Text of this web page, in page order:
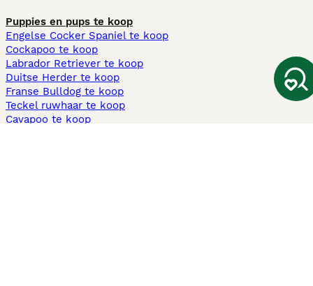
Puppies en pups te koop
Engelse Cocker Spaniel te koop
Cockapoo te koop
Labrador Retriever te koop
Duitse Herder te koop
Franse Bulldog te koop
Teckel ruwhaar te koop
Cavapoo te koop